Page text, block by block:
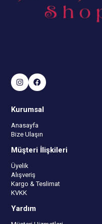
Kurumsal
Anasayfa
Bize Ulaşın
Müşteri İlişkileri
Üyelik
Alışveriş
Kargo & Teslimat
KVKK
Yardım